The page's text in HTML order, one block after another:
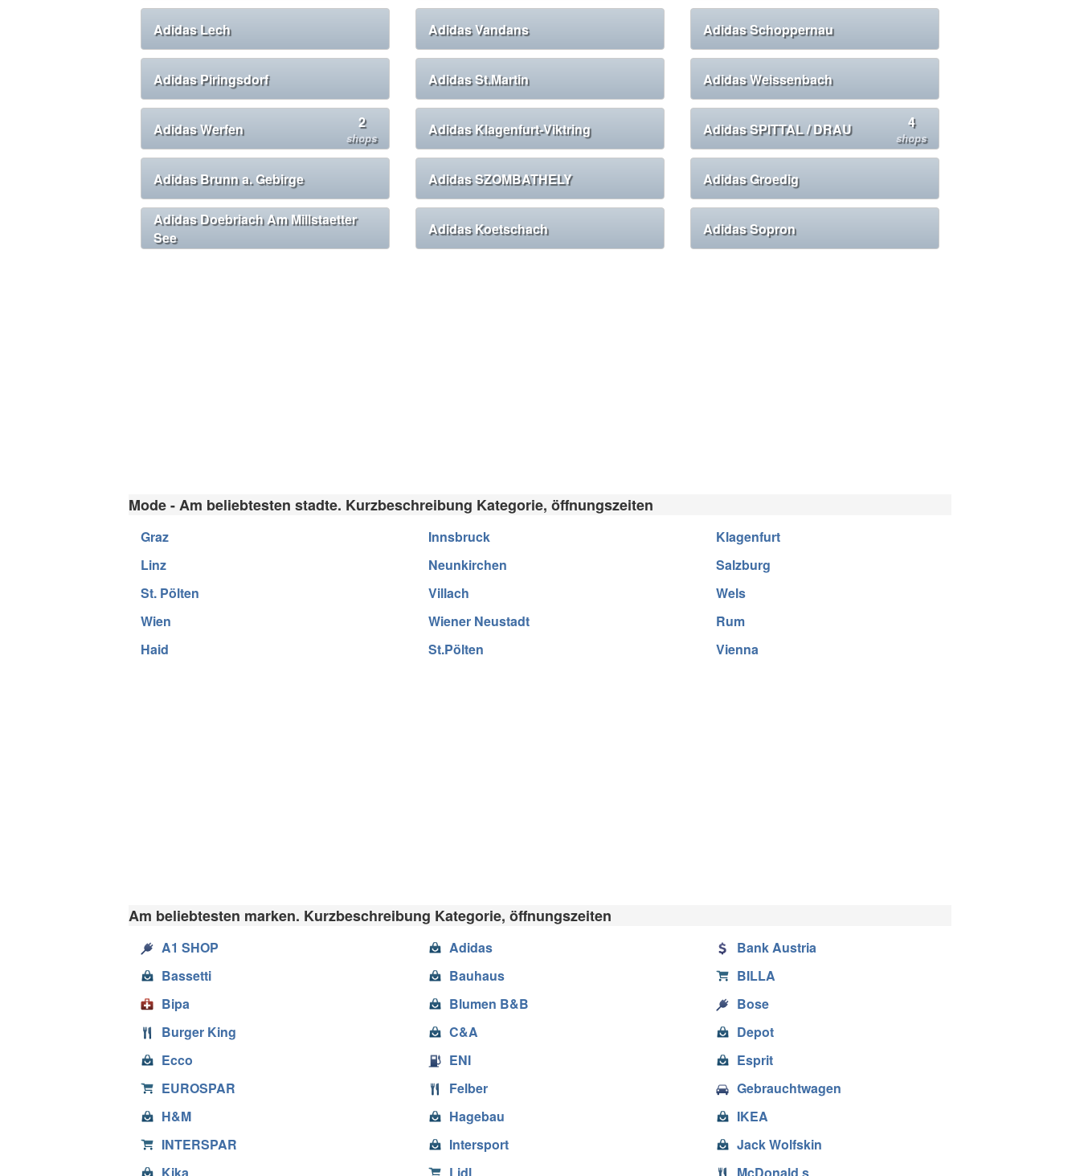
Adidas Lech Adidas Vandans Adidas Schoppernau
Adidas Piringsdorf Adidas St.Martin Adidas Weissenbach
Adidas Werfen 2
shops Adidas Klagenfurt-Viktring Adidas SPITTAL / DRAU 4
shops
Adidas Brunn a. Gebirge Adidas SZOMBATHELY Adidas Groedig
Adidas Doebriach Am Millstaetter
See
Adidas Koetschach Adidas Sopron
Mode - Am beliebtesten stadte. Kurzbeschreibung Kategorie, öffnungszeiten
Graz Innsbruck
Klagenfurt
Linz
Neunkirchen
Salzburg
St. Pölten
Villach
Wels
Wien
Wiener Neustadt
Rum
Haid
St.Pölten Vienna
Am beliebtesten marken. Kurzbeschreibung Kategorie, öffnungszeiten
A1 SHOP Adidas
Bank Austria
Bassetti
Bauhaus
BILLA
Bipa
Blumen B&B
Bose
Burger King
C&A
Depot
Ecco
ENI
Esprit
EUROSPAR
Felber
Gebrauchtwagen
H&M
Hagebau
IKEA
INTERSPAR
Intersport
Jack Wolfskin
Kika
Lidl McDonald s